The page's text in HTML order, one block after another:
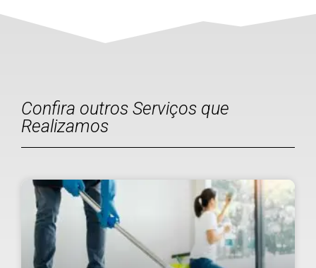
Confira outros Serviços que
Realizamos